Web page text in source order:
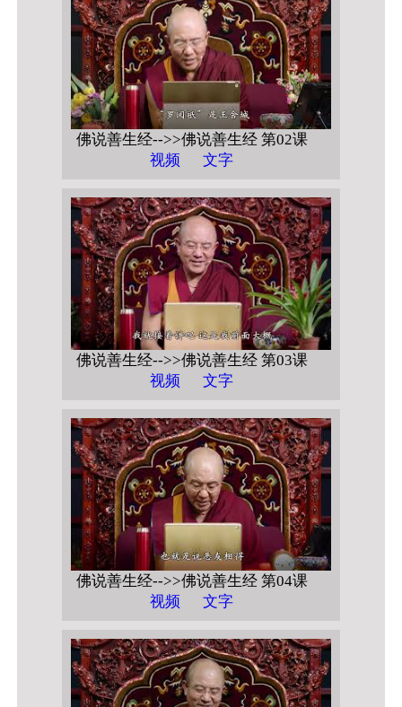
佛说善生经-->>佛说善生经 第02课
视频
文字
佛说善生经-->>佛说善生经 第03课
视频
文字
佛说善生经-->>佛说善生经 第04课
视频
文字